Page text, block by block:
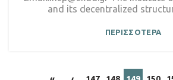
and its decentralized
ΠΕΡΙΣΣΟΤΕΡΑ